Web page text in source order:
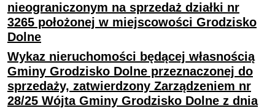
nieograniczonym na sprzedaż działki nr
3265 położonej w miejscowości Grodzisko
Dolne
Wykaz nieruchomości będącej własnością
Gminy Grodzisko Dolne przeznaczonej do
sprzedaży, zatwierdzony Zarządzeniem nr
28/25 Wójta Gminy Grodzisko Dolne z dnia